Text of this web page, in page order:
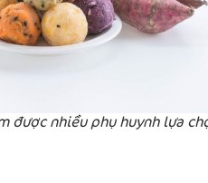
được nhiều phụ huynh lựa